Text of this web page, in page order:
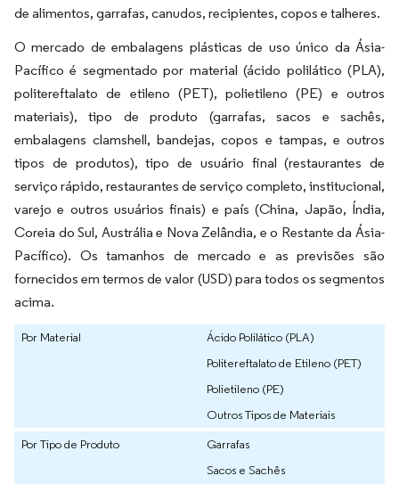
de alimentos, garrafas, canudos, recipientes, copos e talheres.
O mercado de embalagens plásticas de uso único da Ásia-
Pacífico é segmentado por material (ácido polilático (PLA),
politereftalato de etileno (PET), polietileno (PE) e outros
materiais), tipo de produto (garrafas, sacos e sachês,
embalagens clamshell, bandejas, copos e tampas, e outros
tipos de produtos), tipo de usuário final (restaurantes de
serviço rápido, restaurantes de serviço completo, institucional,
varejo e outros usuários finais) e país (China, Japão, Índia,
Coreia do Sul, Austrália e Nova Zelândia, e o Restante da Ásia-
Pacífico). Os tamanhos de mercado e as previsões são
fornecidos em termos de valor (USD) para todos os segmentos
acima.
Por Material
Ácido Polilático (PLA)
Politereftalato de Etileno (PET)
Polietileno (PE)
Outros Tipos de Materiais
Por Tipo de Produto
Garrafas
Sacos e Sachês